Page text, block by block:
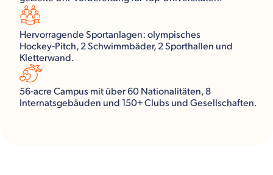
Hervorragende Sportanlagen: olympisches
Hockey‑Pitch, 2 Schwimmbäder, 2 Sporthallen und
Kletterwand.
56‑acre Campus mit über 60 Nationalitäten, 8
Internatsgebäuden und 150+ Clubs und Gesellschaften.